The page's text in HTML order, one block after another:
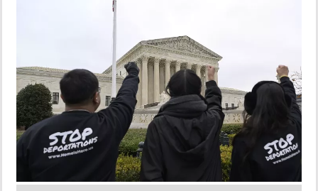
INSÓLITAS
MULTIMEDIA